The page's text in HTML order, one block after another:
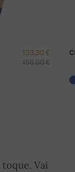
133,30 €
155,00 €
Vai